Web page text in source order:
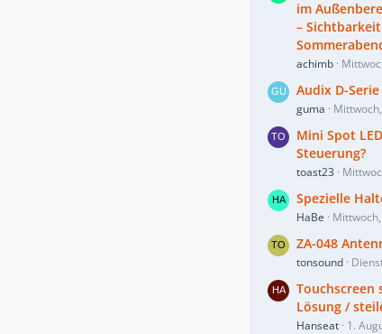
im
–
achimb
Audix D-
guma
Mini Spot
Steuerung?
toast23
Spezielle
HaBe
ZA-048
tonsound
Touchscreen
Lösung /
Hanseat 1.